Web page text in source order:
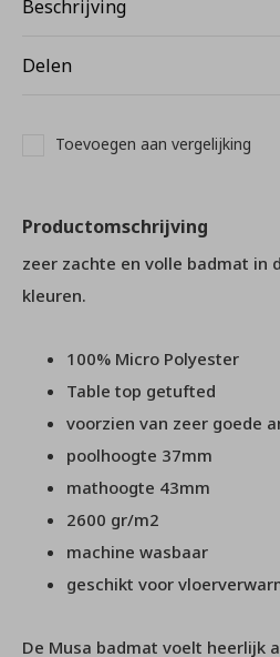
Beschrijving
Delen
Toevoegen aan vergelijking
Productomschrijving
zeer zachte en volle badmat in
kleuren.
100% Micro Polyester
Table top getufted
voorzien van zeer goede
poolhoogte 37mm
mathoogte 43mm
2600 gr/m2
machine wasbaar
geschikt voor
De Musa badmat voelt heerlijk